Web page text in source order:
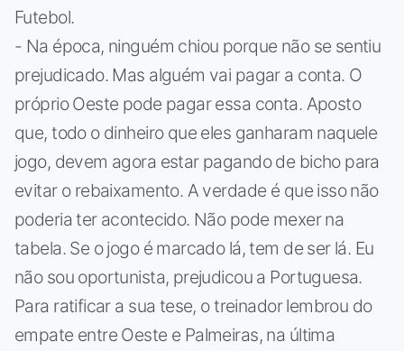
Futebol.
- Na época, ninguém chiou porque não se sentiu
prejudicado. Mas alguém vai pagar a conta. O
próprio Oeste pode pagar essa conta. Aposto
que, todo o dinheiro que eles ganharam naquele
jogo, devem agora estar pagando de bicho para
evitar o rebaixamento. A verdade é que isso não
poderia ter acontecido. Não pode mexer na
tabela. Se o jogo é marcado lá, tem de ser lá. Eu
não sou oportunista, prejudicou a Portuguesa.
Para ratificar a sua tese, o treinador lembrou do
empate entre Oeste e Palmeiras, na última